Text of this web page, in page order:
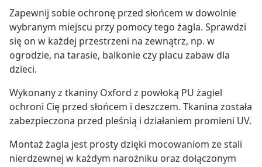
Zapewnij sobie ochronę przed słońcem w dowolnie
wybranym miejscu przy pomocy tego żagla. Sprawdzi
się on w każdej przestrzeni na zewnątrz, np. w
ogrodzie, na tarasie, balkonie czy placu zabaw dla
dzieci.
Wykonany z tkaniny Oxford z powłoką PU żagiel
ochroni Cię przed słońcem i deszczem. Tkanina została
zabezpieczona przed pleśnią i działaniem promieni UV.
Montaż żagla jest prosty dzięki mocowaniom ze stali
nierdzewnej w każdym narożniku oraz dołączonym